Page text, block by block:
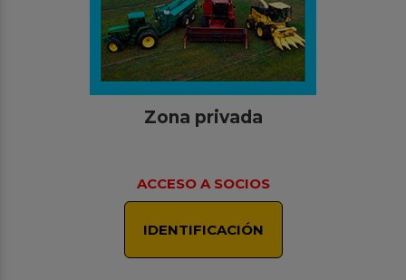
Zona privada
ACCESO A SOCIOS
IDENTIFICACIÓN